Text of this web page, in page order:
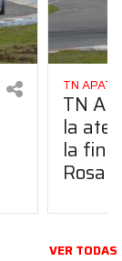
TN APAT
TN
la
la
VER TODAS